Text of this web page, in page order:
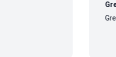
Great
Great